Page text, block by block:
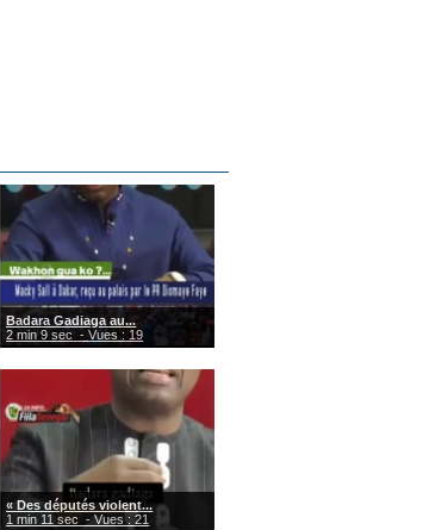
Badara Gadiaga au...
2 min 9 sec - Vues : 19
« Des députés violent...
1 min 11 sec - Vues : 21